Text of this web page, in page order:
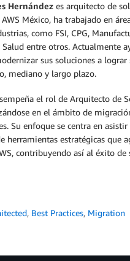
Hernández es arquitecto de
México, ha trabajado en
como FSI, CPG,
entre otros. Actualmente
sus soluciones a
mediano y largo plazo.
el rol de Arquitecto de
en el ámbito de
Su enfoque se centra en
herramientas estratégicas que
contribuyendo así al éxito de
, Best Practices, Migration